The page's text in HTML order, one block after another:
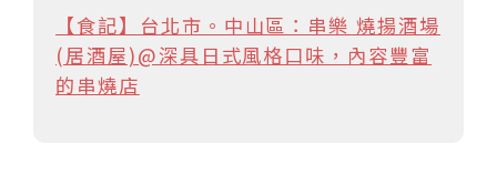
【食記】台北市。中山區：串樂 燒揚酒場
(居酒屋)@深具日式風格口味，內容豐富
的串燒店